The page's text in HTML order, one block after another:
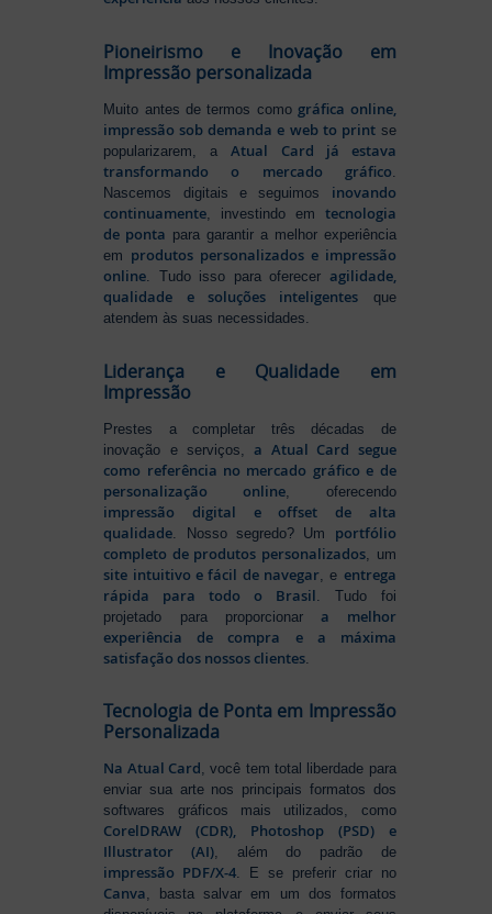
Pioneirismo e Inovação em
Impressão personalizada
Muito antes de termos como gráfica online,
impressão sob demanda e web to printse
popularizarem, aAtual Card já estava
transformando o mercado gráfico
Nascemos digitais e seguimos inovando
continuamente , investindo em tecnologia
de ponta para garantir a melhor experiência
em produtos personalizados e impressão
online . Tudo isso para oferecer agilidade,
qualidade e soluções inteligentes que
atendem às suas necessidades.
Liderança e Qualidade em
Impressão
Prestes a completar três décadas de
inovação e serviços,a Atual Card segue
como referência no mercado gráfico e de
personalização online, oferecendo
impressão digital e offset de alta
qualidade . Nosso segredo? Um portfólio
completo de produtos personalizados , um
site intuitivo e fácil de navegar , e entrega
rápida para todo o Brasil . Tudo foi
projetado para proporcionara melhor
experiência de compra e a máxima
satisfação dos nossos clientes
Tecnologia de Ponta em Impressão
Personalizada
Na Atual Card, você tem total liberdade para
enviar sua arte nos principais formatos dos
softwares gráficos mais utilizados, como
CorelDRAW (CDR), Photoshop (PSD) e
Illustrator (AI), além do padrão de
impressão PDF/X-4. E se preferir criar no
Canva, basta salvar em um dos formatos